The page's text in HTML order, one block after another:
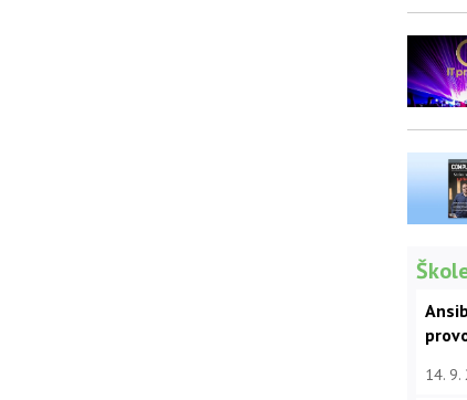
14. 9.